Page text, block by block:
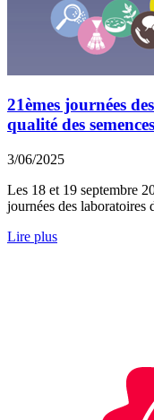
21èmes journées
qualité des semences
3/06/2025
Les 18 et 19 septembre
journées des
Lire plus